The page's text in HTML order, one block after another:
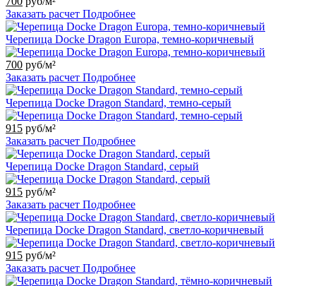
Заказать расчет Подробнее
Черепица Docke Dragon Europa, темно-коричневый
700 руб/м²
Заказать расчет Подробнее
Черепица Docke Dragon Standard, темно-серый
915 руб/м²
Заказать расчет Подробнее
Черепица Docke Dragon Standard, серый
915 руб/м²
Заказать расчет Подробнее
Черепица Docke Dragon Standard, светло-коричневый
915 руб/м²
Заказать расчет Подробнее